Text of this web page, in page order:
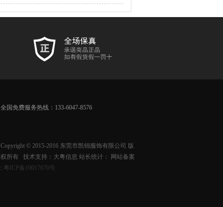
全国免费服务热线：133-6047-8576
Copyright © 2015-2016 东莞市凯锦服饰有限公司 版
权所有 技术支持：大粤信息 站长统计：
网站备案
: 粤ICP备19017670号